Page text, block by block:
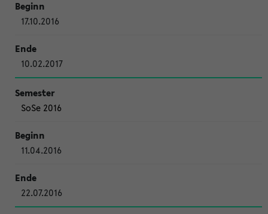
17.10.2016
10.02.2017
SoSe 2016
11.04.2016
22.07.2016